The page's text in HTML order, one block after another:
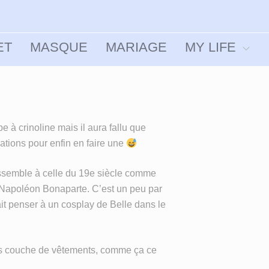
MASQUE MARIAGE MY LIFE
à crinoline mais il aura fallu que
pour enfin en faire une
à celle du 19e siècle comme
Bonaparte. C’est un peu par
penser à un cosplay de Belle dans le
de vêtements, comme ça ce